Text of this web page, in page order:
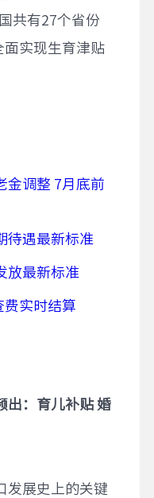
共有27个省份
面实现生育津贴
金调整 7月底前
待遇最新标准
放最新标准
费实时结算
出：育儿补贴 婚
发展史上的关键